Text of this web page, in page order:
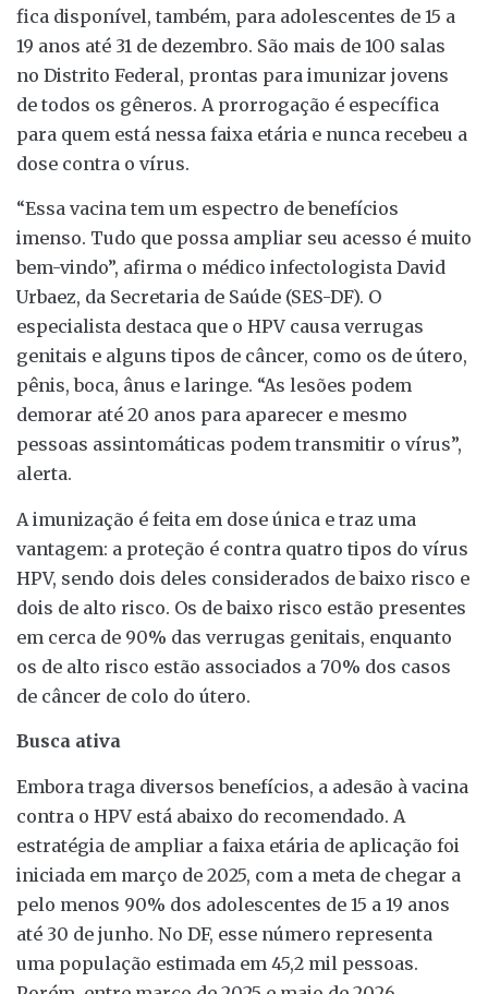
fica disponível, também, para adolescentes de 15 a
19 anos até 31 de dezembro. São mais de 100 salas
no Distrito Federal, prontas para imunizar jovens
de todos os gêneros. A prorrogação é específica
para quem está nessa faixa etária e nunca recebeu a
dose contra o vírus.
“Essa vacina tem um espectro de benefícios
imenso. Tudo que possa ampliar seu acesso é muito
bem-vindo”, afirma o médico infectologista David
Urbaez, da Secretaria de Saúde (SES-DF). O
especialista destaca que o HPV causa verrugas
genitais e alguns tipos de câncer, como os de útero,
pênis, boca, ânus e laringe. “As lesões podem
demorar até 20 anos para aparecer e mesmo
pessoas assintomáticas podem transmitir o vírus”,
alerta.
A imunização é feita em dose única e traz uma
vantagem: a proteção é contra quatro tipos do vírus
HPV, sendo dois deles considerados de baixo risco e
dois de alto risco. Os de baixo risco estão presentes
em cerca de 90% das verrugas genitais, enquanto
os de alto risco estão associados a 70% dos casos
de câncer de colo do útero.
Busca ativa
Embora traga diversos benefícios, a adesão à vacina
contra o HPV está abaixo do recomendado. A
estratégia de ampliar a faixa etária de aplicação foi
iniciada em março de 2025, com a meta de chegar a
pelo menos 90% dos adolescentes de 15 a 19 anos
até 30 de junho. No DF, esse número representa
uma população estimada em 45,2 mil pessoas.